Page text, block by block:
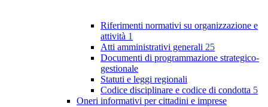
Riferimenti normativi su organizzazione e
attività 1
Atti amministrativi generali 25
Documenti di programmazione strategico-
gestionale
Statuti e leggi regionali
Codice disciplinare e codice di condotta 5
Oneri informativi per cittadini e imprese